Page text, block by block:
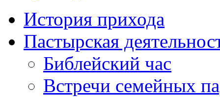
История прихода
Пастырская
Библейский час
Встречи семейных